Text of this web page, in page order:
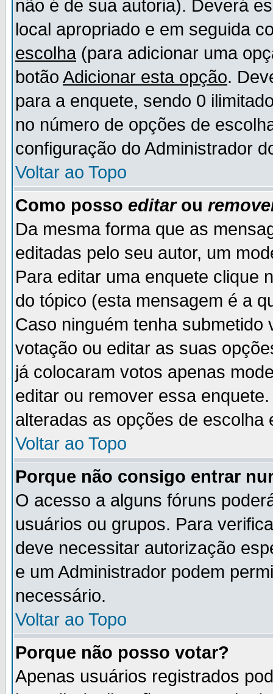
não é de sua autoria). Deverá
local apropriado e em seguida
escolha (para adicionar uma
botão Adicionar esta opção.
para a enquete, sendo 0
no número de opções de
configuração do Administrador
Voltar ao Topo
Como posso editarou
Da mesma forma que as
editadas pelo seu autor, um
Para editar uma enquete clique
do tópico (esta mensagem é a
Caso ninguém tenha
votação ou editar as suas
já colocaram votos apenas
editar ou remover essa
alteradas as opções de escolha
Voltar ao Topo
Porque não consigo entrar
O acesso a alguns fóruns
usuários ou grupos. Para
deve necessitar autorização
e um Administrador podem
necessário.
Voltar ao Topo
Porque não posso votar?
Apenas usuários registrados